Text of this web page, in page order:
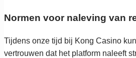
Normen voor naleving van
Tijdens onze tijd bij Kong Casino
vertrouwen dat het platform naleeft